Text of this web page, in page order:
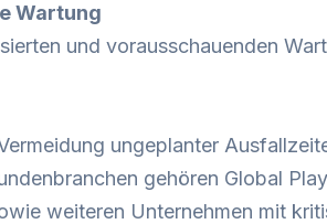
Wartung
und vorausschauenden
ungeplanter
gehören Global
weiteren Unternehmen mit